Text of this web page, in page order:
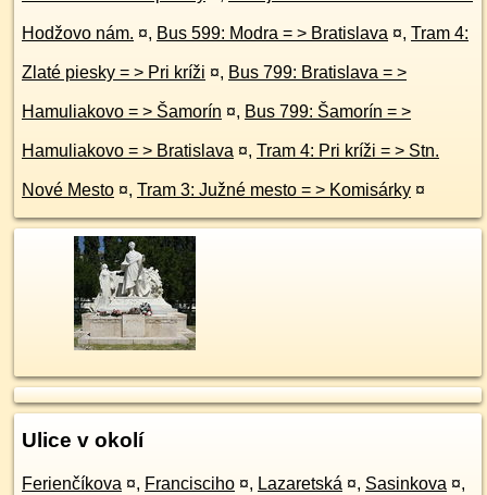
Hodžovo nám. ¤, Bus 599: Modra = > Bratislava ¤, Tram 4:
Zlaté piesky = > Pri kríži ¤, Bus 799: Bratislava = >
Hamuliakovo = > Šamorín ¤, Bus 799: Šamorín = >
Hamuliakovo = > Bratislava ¤, Tram 4: Pri kríži = > Stn.
Nové Mesto ¤, Tram 3: Južné mesto = > Komisárky ¤
Ulice v okolí
Ferienčíkova ¤, Francisciho ¤, Lazaretská ¤, Sasinkova ¤,